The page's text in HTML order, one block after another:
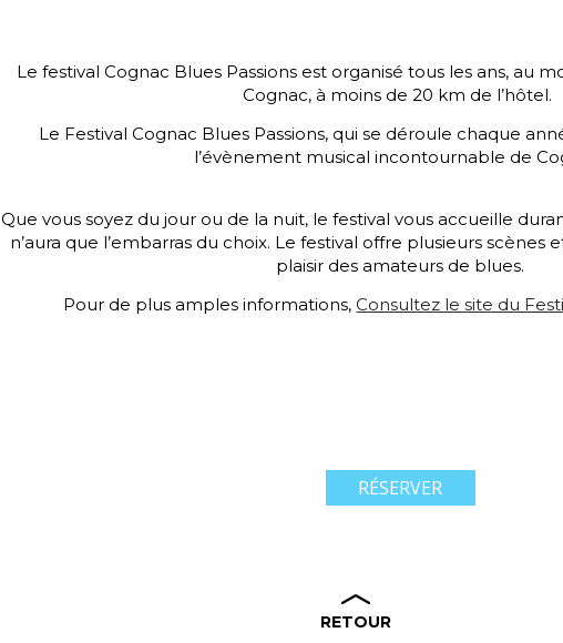
Le festival Cognac Blues Passions est organisé tous les ans, au
Cognac, à moins de 20 km de l’hôtel.
Le Festival Cognac Blues Passions, qui se déroule chaque
l’évènement musical incontournable de
Que vous soyez du jour ou de la nuit, le festival vous accueille
n’aura que l’embarras du choix. Le festival offre plusieurs scènes
plaisir des amateurs de blues.
Pour de plus amples informations, Consultez le site du
RÉSERVER
RETOUR